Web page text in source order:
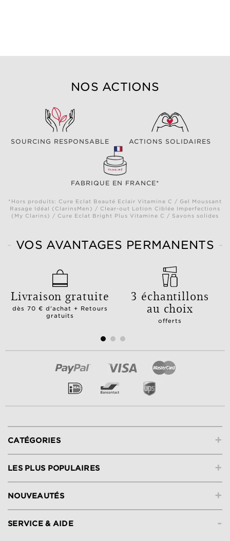
NOS ACTIONS
SOURCING RESPONSABLE ACTIONS SOLIDAIRES
FABRIQUE EN FRANCE*
*Hors produits: Cure Eclat Beauté Eclair Vitamine C / Gel Moussant
Rasage Idéal (ClarinsMen) / Clear-out Lotion Ciblée Imperfections
(My Clarins) / Cure Eclat Bright Plus Vitamine C / Savons solides
VOS AVANTAGES PERMANENTS
Livraison gratuite
dès 70 € d'achat + Retours
gratuits
3 échantillons
au choix
offerts
+
CATÉGORIES
+
LES PLUS POPULAIRES
+
NOUVEAUTÉS
-
SERVICE & AIDE